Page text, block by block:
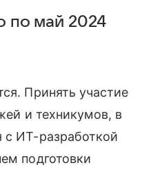
по май 2024
Принять участие
и техникумов, в
с ИТ-разработкой
подготовки